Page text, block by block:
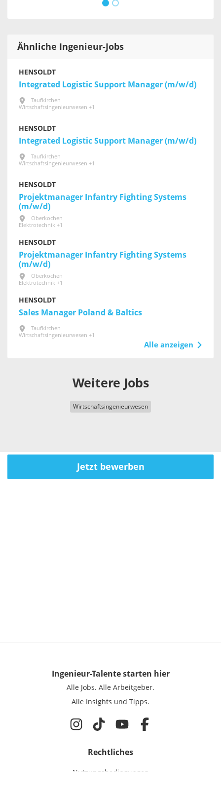
Ähnliche Ingenieur-Jobs
HENSOLDT
Integrated Logistic Support Manager (m/w/d)
Taufkirchen
Wirtschaftsingenieurwesen +1
HENSOLDT
Integrated Logistic Support Manager (m/w/d)
Taufkirchen
Wirtschaftsingenieurwesen +1
HENSOLDT
Projektmanager Infantry Fighting Systems
(m/w/d)
Oberkochen
Elektrotechnik +1
HENSOLDT
Projektmanager Infantry Fighting Systems
(m/w/d)
Oberkochen
Elektrotechnik +1
HENSOLDT
Sales Manager Poland & Baltics
Taufkirchen
Wirtschaftsingenieurwesen +1
Alle anzeigen
Weitere Jobs
Wirtschaftsingenieurwesen
Jetzt bewerben
Ingenieur-Talentestarten hier
Alle Jobs. Alle Arbeitgeber.
Alle Insights und Tipps.
Rechtliches
Nutzungsbedingungen